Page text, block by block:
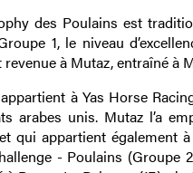
des Poulains est
1, le niveau
à Mutaz, entraîné à
à Yas Horse
arabes unis. Mutaz l’a
qui appartient également
- Poulains (Groupe